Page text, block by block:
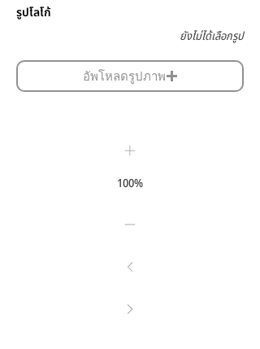
รูปโลโก้
ยังไม่ได้เลือกรูป
อัพโหลดรูปภาพ
100%